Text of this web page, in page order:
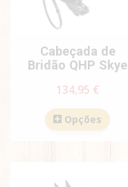
Cabeçada de
Bridão QHP Skye
134,95 €
Opções